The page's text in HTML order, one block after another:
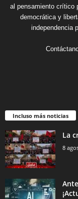
al pensamiento crítico
democrática y
independencia
Incluso más noticias
La
8